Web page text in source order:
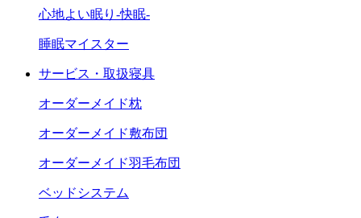
心地よい眠り-快眠-
睡眠マイスター
サービス・取扱寝具
オーダーメイド枕
オーダーメイド敷布団
オーダーメイド羽毛布団
ベッドシステム